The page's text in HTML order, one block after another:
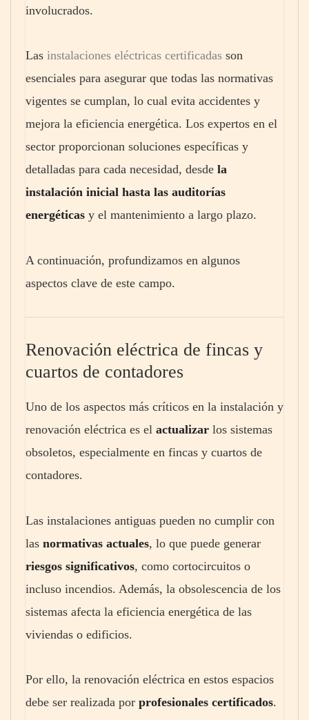
involucrados.
Las instalaciones eléctricas certificadas son
esenciales para asegurar que todas las normativas
vigentes se cumplan, lo cual evita accidentes y
mejora la eficiencia energética. Los expertos en el
sector proporcionan soluciones específicas y
detalladas para cada necesidad, desde la
instalación inicial hasta las auditorías
energéticas y el mantenimiento a largo plazo.
A continuación, profundizamos en algunos
aspectos clave de este campo.
Renovación eléctrica de fincas y
cuartos de contadores
Uno de los aspectos más críticos en la instalación y
renovación eléctrica es el actualizar los sistemas
obsoletos, especialmente en fincas y cuartos de
contadores.
Las instalaciones antiguas pueden no cumplir con
las normativas actuales, lo que puede generar
riesgos significativos, como cortocircuitos o
incluso incendios. Además, la obsolescencia de los
sistemas afecta la eficiencia energética de las
viviendas o edificios.
Por ello, la renovación eléctrica en estos espacios
debe ser realizada por profesionales certificados.